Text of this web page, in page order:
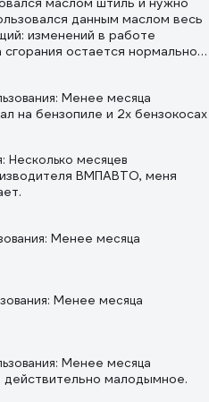
данным маслом весь
изменений в работе
остается нормально
Менее месяца
на бензопиле и 2х бензокосах
Несколько месяцев
ВМПАВТО, меня
Менее месяца
Менее месяца
Менее месяца
действительно малодымное.